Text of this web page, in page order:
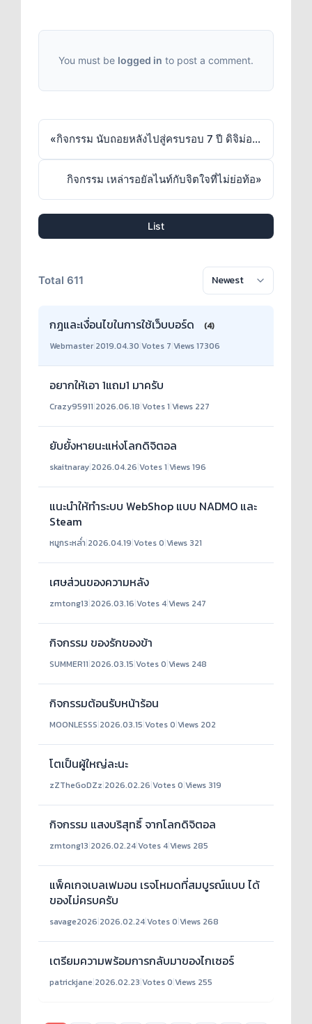
You must be logged in to post a comment.
« กิจกรรม นับถอยหลังไปสู่ครบรอบ 7 ปี ดิจิม่อนมาสเตอร์ออนไลน์
กิจกรรม เหล่ารอยัลไนท์กับจิตใจที่ไม่ย่อท้อ»
List
Total 611
กฎและเงื่อนไขในการใช้เว็บบอร์ด
(4)
Webmaster 2019.04.30 Votes 7 Views 17306
อยากให้เอา 1แถม1 มาครับ
Crazy95911|2026.06.18|Votes 1|Views 227
ยับยั้งหายนะแห่งโลกดิจิตอล
skaitnaray|2026.04.26|Votes 1|Views 196
แนะนำให้ทำระบบ WebShop แบบ NADMO และ
Steam
หมูกระหล่ำ|2026.04.19|Votes 0|Views 321
เศษส่วนของความหลัง
zmtong13|2026.03.16|Votes 4|Views 247
กิจกรรม ของรักของข้า
SUMMER11|2026.03.15|Votes 0|Views 248
กิจกรรมต้อนรับหน้าร้อน
MOONLESSS|2026.03.15|Votes 0|Views 202
โตเป็นผู้ใหญ่ละนะ
zZTheGoDZz|2026.02.26|Votes 0|Views 319
กิจกรรม แสงบริสุทธิ์ จากโลกดิจิตอล
zmtong13|2026.02.24|Votes 4|Views 285
แพ็คเกจเบลเฟมอน เรจโหมดที่สมบูรณ์แบบ ได้
ของไม่ครบครับ
savage2026|2026.02.24|Votes 0|Views 268
เตรียมความพร้อมการกลับมาของไกเซอร์
patrickjane|2026.02.23|Votes 0|Views 255